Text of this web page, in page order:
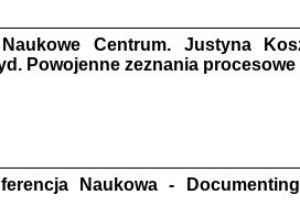
nr 17, R.
Warszawa
Centrum. Justyna
Powojenne zeznania procesowe
Naukowa -